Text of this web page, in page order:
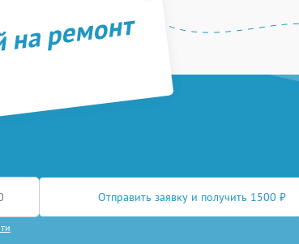
ремонт
Отправить заявку и получить 1500 ₽